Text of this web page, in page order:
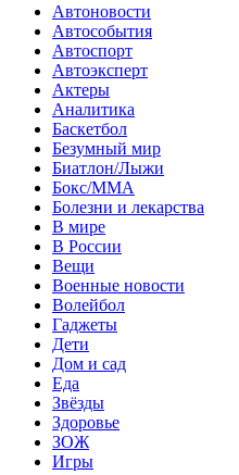
Автоновости
Автособытия
Автоспорт
Автоэксперт
Актеры
Аналитика
Баскетбол
Безумный мир
Биатлон/Лыжи
Бокс/MMA
Болезни и лекарства
В мире
В России
Вещи
Военные новости
Волейбол
Гаджеты
Дети
Дом и сад
Еда
Звёзды
Здоровье
ЗОЖ
Игры